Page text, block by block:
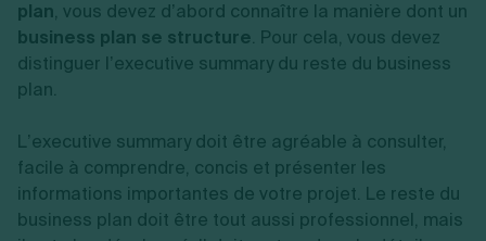
plan, vous devez d’abord connaître la manière dont un
business plan se structure. Pour cela, vous devez
distinguer l’executive summary du reste du business
plan.
L’executive summary doit être agréable à consulter,
facile à comprendre, concis et présenter les
informations importantes de votre projet. Le reste du
business plan doit être tout aussi professionnel, mais